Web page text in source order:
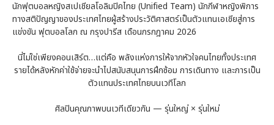
นักฟุตบอลหญิงสเปเชียลโอลิมปิคไทย (Unified Team) นักกีฬาหญิงพิการ
ทางสติปัญญาของประเทศไทยผู้สร้างประวัติศาสตร์เป็นตัวแทนเอเชียสู่การ
แข่งขัน ฟุตบอลโลก ณ กรุงปารีส เดือนกรกฎาคม 2026
นี่ไม่ใช่เพียงคอนเสิร์ต…แต่คือ พลังแห่งการให้จากหัวใจคนไทยทั้งประเทศ
รายได้หลังหักค่าใช้จ่ายจะนำไปสนับสนุนการฝึกซ้อม การเดินทาง และการเป็น
ตัวแทนประเทศไทยบนเวทีโลก
ศิลปินคุณภาพบนเวทีเดียวกัน — รุ่นใหญ่ × รุ่นใหม่